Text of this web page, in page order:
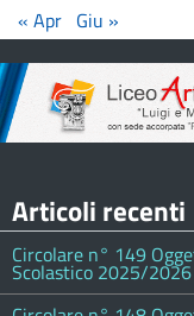
« Apr Giu »
Articoli recenti
Circolare n° 149
Scolastico 2025/2026